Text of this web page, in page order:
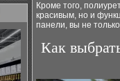
Кроме того,
красивым, но и
панели, вы не
Как